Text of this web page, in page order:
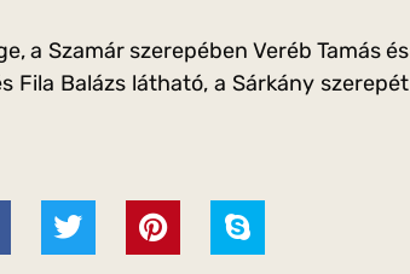
a Szamár szerepében Veréb Tamás és
Fila Balázs látható, a Sárkány szerepét